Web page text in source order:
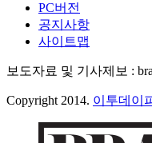
PC버전
공지사항
사이트맵
보도자료 및 기사제보 :
Copyright 2014. 이투데이